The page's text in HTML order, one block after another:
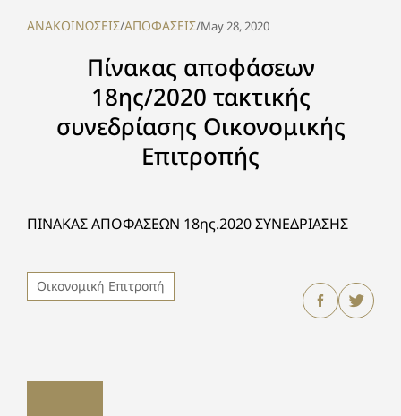
ΑΝΑΚΟΙΝΩΣΕΙΣ/ΑΠΟΦΑΣΕΙΣ/May 28, 2020
Πίνακας αποφάσεων
18ης/2020 τακτικής
συνεδρίασης Οικονομικής
Επιτροπής
ΠΙΝΑΚΑΣ ΑΠΟΦΑΣΕΩΝ 18ης.2020 ΣΥΝΕΔΡΙΑΣΗΣ
Οικονομική Επιτροπή